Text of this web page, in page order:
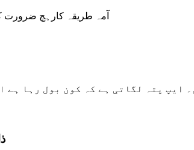
آمہ طریقہ کارہچ ضرورت
ایپ پتہ لگاتی ہے کہ کون بول رہا ہے